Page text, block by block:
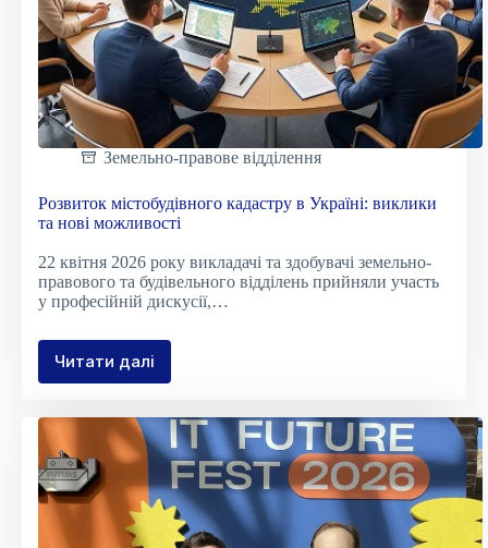
Земельно-правове відділення
Розвиток містобудівного кадастру в Україні: виклики
та нові можливості
22 квітня 2026 року викладачі та здобувачі земельно-
правового та будівельного відділень прийняли участь
у професійній дискусії,…
Читати далі
Розвиток
в
Україні:
та
нові
можливості